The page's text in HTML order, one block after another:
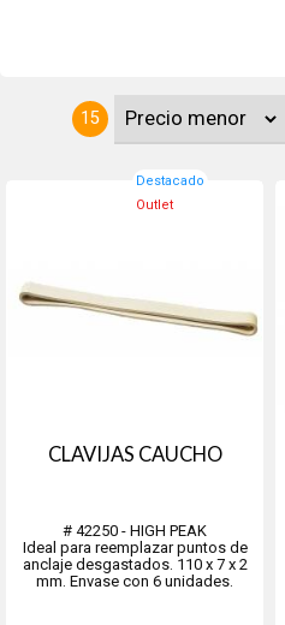
15
Destacado
Outlet
CLAVIJAS CAUCHO
# 42250 - HIGH PEAK
Ideal para reemplazar puntos de
anclaje desgastados. 110 x 7 x 2
mm. Envase con 6 unidades.